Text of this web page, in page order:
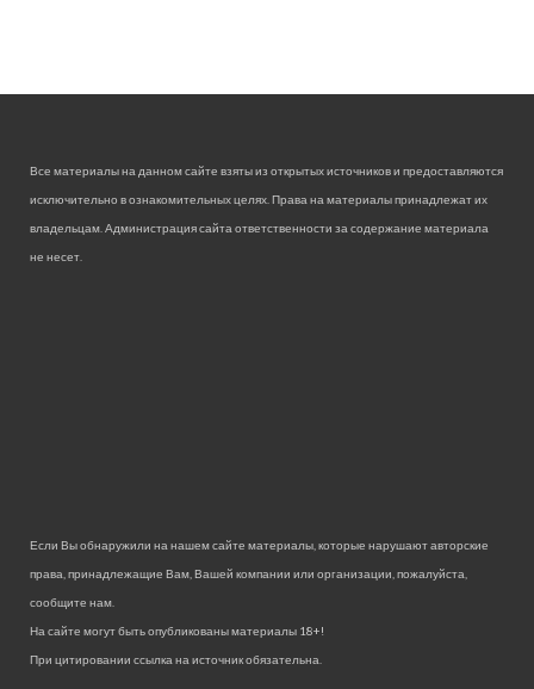
Все материалы на данном сайте взяты из открытых источников и предоставляются
исключительно в ознакомительных целях. Права на материалы принадлежат их
владельцам. Администрация сайта ответственности за содержание материала
не несет.
Если Вы обнаружили на нашем сайте материалы, которые нарушают авторские
права, принадлежащие Вам, Вашей компании или организации, пожалуйста,
сообщите нам.
На сайте могут быть опубликованы материалы 18+!
При цитировании ссылка на источник обязательна.